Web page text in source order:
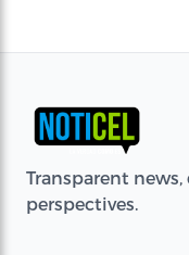
Transparent
perspectives.